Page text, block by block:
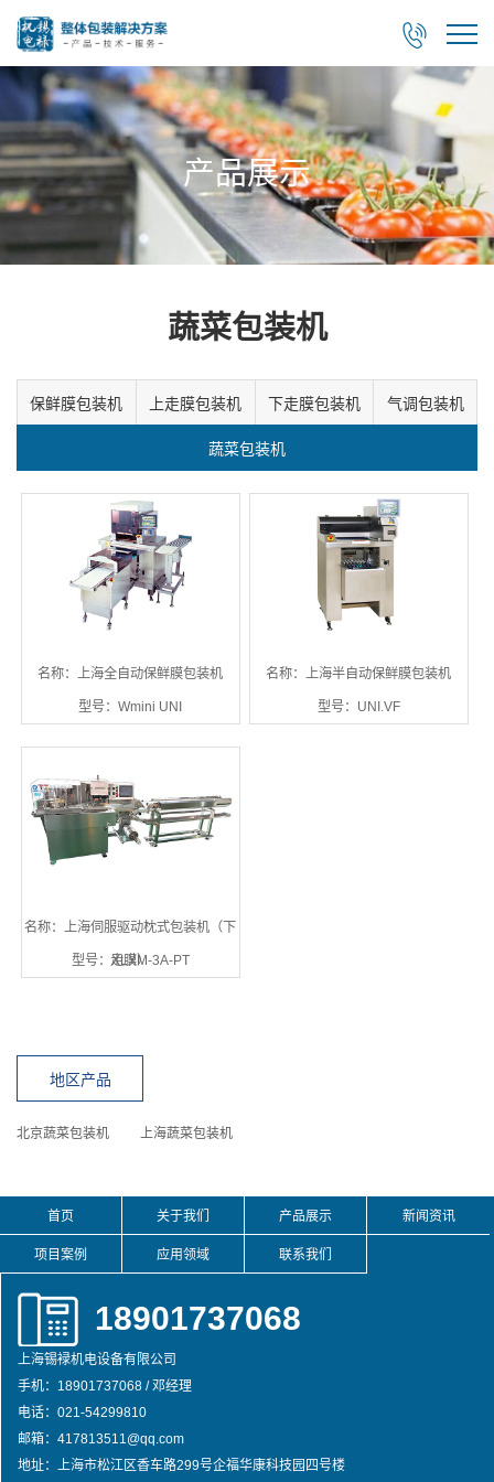

产品展示
蔬菜包装机
保鲜膜包装机 上走膜包装机 下走膜包装机 气调包装机
蔬菜包装机
名称：上海全自动保鲜膜包装机
型号：Wmini UNI
名称：上海半自动保鲜膜包装机
型号：UNI.VF
名称：上海伺服驱动枕式包装机（下
走膜）
型号：XLXM-3A-PT
地区产品
北京蔬菜包装机 上海蔬菜包装机
首页 关于我们 产品展示 新闻资讯
项目案例 应用领域 联系我们
18901737068
上海锡䘵机电设备有限公司
手机：18901737068 / 邓经理
电话：021-54299810
邮箱：417813511@qq.com
地址：上海市松江区香车路299号企福华康科技园四号楼